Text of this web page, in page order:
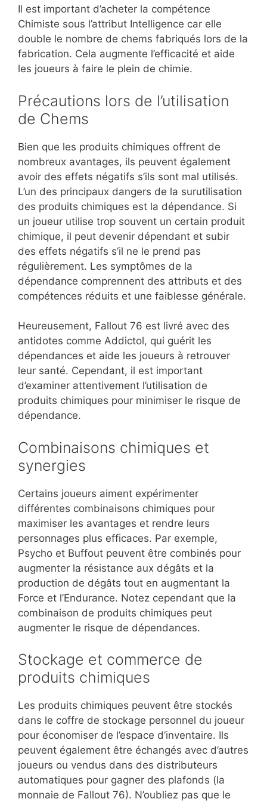
Il est important d’acheter la compétence
Chimiste sous l’attribut Intelligence car elle
double le nombre de chems fabriqués lors de la
fabrication. Cela augmente l’efficacité et aide
les joueurs à faire le plein de chimie.
Précautions lors de l’utilisation
de Chems
Bien que les produits chimiques offrent de
nombreux avantages, ils peuvent également
avoir des effets négatifs s’ils sont mal utilisés.
L’un des principaux dangers de la surutilisation
des produits chimiques est la dépendance. Si
un joueur utilise trop souvent un certain produit
chimique, il peut devenir dépendant et subir
des effets négatifs s’il ne le prend pas
régulièrement. Les symptômes de la
dépendance comprennent des attributs et des
compétences réduits et une faiblesse générale.
Heureusement, Fallout 76 est livré avec des
antidotes comme Addictol, qui guérit les
dépendances et aide les joueurs à retrouver
leur santé. Cependant, il est important
d’examiner attentivement l’utilisation de
produits chimiques pour minimiser le risque de
dépendance.
Combinaisons chimiques et
synergies
Certains joueurs aiment expérimenter
différentes combinaisons chimiques pour
maximiser les avantages et rendre leurs
personnages plus efficaces. Par exemple,
Psycho et Buffout peuvent être combinés pour
augmenter la résistance aux dégâts et la
production de dégâts tout en augmentant la
Force et l’Endurance. Notez cependant que la
combinaison de produits chimiques peut
augmenter le risque de dépendances.
Stockage et commerce de
produits chimiques
Les produits chimiques peuvent être stockés
dans le coffre de stockage personnel du joueur
pour économiser de l’espace d’inventaire. Ils
peuvent également être échangés avec d’autres
joueurs ou vendus dans des distributeurs
automatiques pour gagner des plafonds (la
monnaie de Fallout 76). N’oubliez pas que le